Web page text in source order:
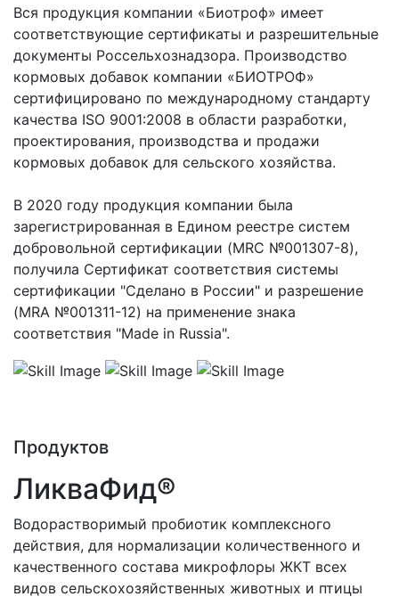
Вся продукция компании «Биотроф» имеет
соответствующие сертификаты и разрешительные
документы Россельхознадзора. Производство
кормовых добавок компании «БИОТРОФ»
сертифицировано по международному стандарту
качества ISO 9001:2008 в области разработки,
проектирования, производства и продажи
кормовых добавок для сельского хозяйства.
В 2020 году продукция компании была
зарегистрированная в Едином реестре систем
добровольной сертификации (MRC №001307-8),
получила Сертификат соответствия системы
сертификации "Сделано в России" и разрешение
(MRA №001311-12) на применение знака
соответствия "Made in Russia".
Продуктов
ЛикваФид®
Водорастворимый пробиотик комплексного
действия, для нормализации количественного и
качественного состава микрофлоры ЖКТ всех
видов сельскохозяйственных животных и птицы